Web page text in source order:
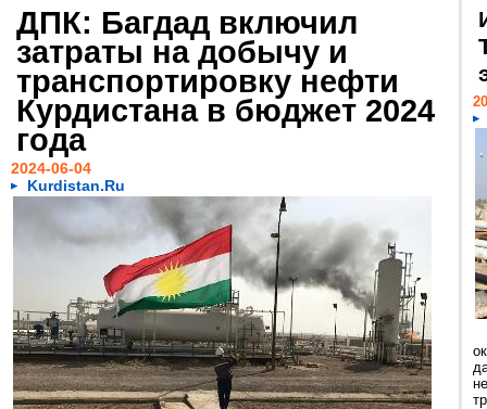
ДПК: Багдад включил
затраты на добычу и
транспортировку нефти
Курдистана в бюджет 2024
года
2024-06-04
Kurdistan.Ru